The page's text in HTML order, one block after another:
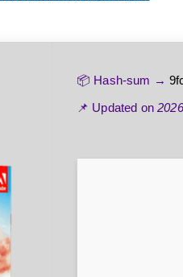
kte
📦 Hash-sum →
📌 Updated on